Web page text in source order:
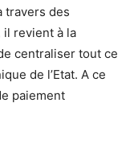
travers des
il revient à la
centraliser tout ce
de l’Etat. A ce
paiement